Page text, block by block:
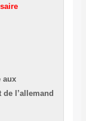
aux
l’allemand